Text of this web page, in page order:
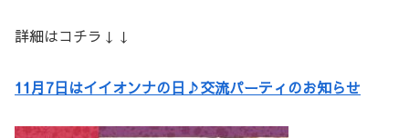
詳細はコチラ↓↓
11月7日はイイオンナの日♪交流パーティのお知らせ